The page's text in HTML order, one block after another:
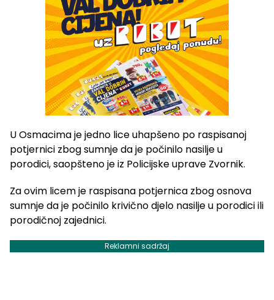
U Osmacima je jedno lice uhapšeno po raspisanoj
potjernici zbog sumnje da je počinilo nasilje u
porodici, saopšteno je iz Policijske uprave Zvornik.
Za ovim licem je raspisana potjernica zbog osnova
sumnje da je počinilo krivično djelo nasilje u porodici ili
porodičnoj zajednici.
Reklamni sadržaj